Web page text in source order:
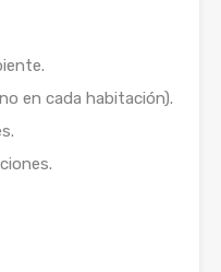
en cada habitación).